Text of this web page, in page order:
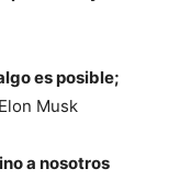
es posible;
Musk
a nosotros